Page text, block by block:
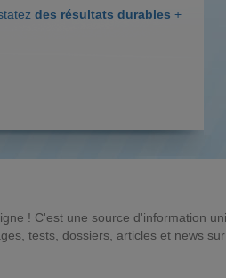
des résultats durables +
! C'est une source d'information
tests, dossiers, articles et news